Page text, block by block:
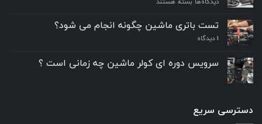
مهم
سر
مشکوک
در
تست باتری ماشین چگونه انجام می شود؟
۱ دیدگاه
سرویس دوره ای کولر ماشین چه زمانی است ؟
دسترسی سریع